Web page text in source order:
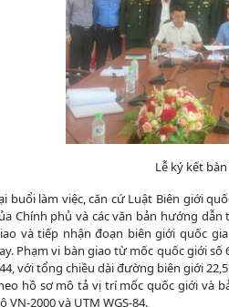
Lễ ký kết
buổi làm việc, căn cứ Luật Biên giới
Chính phủ và các văn bản hướng
và tiếp nhận đoạn biên giới quốc
Phạm vi bàn giao từ mốc quốc giới số
với tổng chiều dài đường biên giới
hồ sơ mô tả vị trí mốc quốc giới và
VN-2000 và UTM WGS-84.